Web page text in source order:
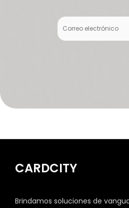
CARDCITY
Brindamos soluciones de